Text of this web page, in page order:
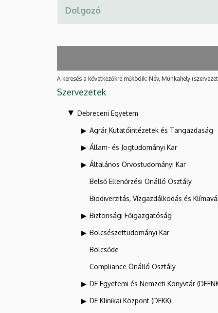
A keresés a következőkre működik: Név, Munkahely
Szervezetek
Debreceni Egyetem
Agrár Kutatóintézetek és Tangazdaság
Állam- és Jogtudományi Kar
Általános Orvostudományi Kar
Belső Ellenőrzési Önálló Osztály
Biodiverzitás, Vízgazdálkodás és
Biztonsági Főigazgatóság
Bölcsészettudományi Kar
Bölcsőde
Compliance Önálló Osztály
DE Egyetemi és Nemzeti Könyvtár
DE Klinikai Központ (DEKK)